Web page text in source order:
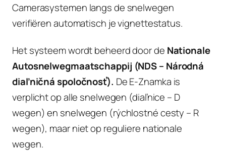
Camerasystemen langs de snelwegen
verifiëren automatisch je vignettestatus.
Het systeem wordt beheerd door de Nationale
Autosnelwegmaatschappij (NDS – Národná
diaľničná spoločnosť). De E-Znamka is
verplicht op alle snelwegen (diaľnice – D
wegen) en snelwegen (rýchlostné cesty – R
wegen), maar niet op reguliere nationale
wegen.